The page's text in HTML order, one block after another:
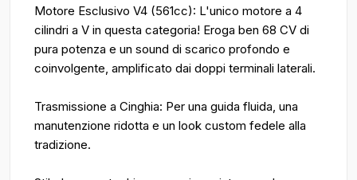
Motore Esclusivo V4 (561cc): L'unico motore a 4
cilindri a V in questa categoria! Eroga ben 68 CV di
pura potenza e un sound di scarico profondo e
coinvolgente, amplificato dai doppi terminali laterali.
Trasmissione a Cinghia: Per una guida fluida, una
manutenzione ridotta e un look custom fedele alla
tradizione.